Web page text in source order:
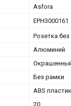
Asforа
EPH3000161
Розетка
Алюминий
Без рамки
ABS пластик
20